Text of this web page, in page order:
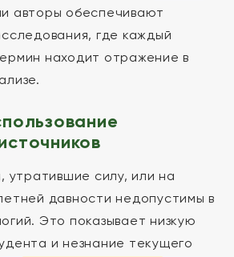
авторы обеспечивают
где каждый
находит отражение в
утратившие силу, или на
давности недопустимы в
Это показывает низкую
и незнание текущего